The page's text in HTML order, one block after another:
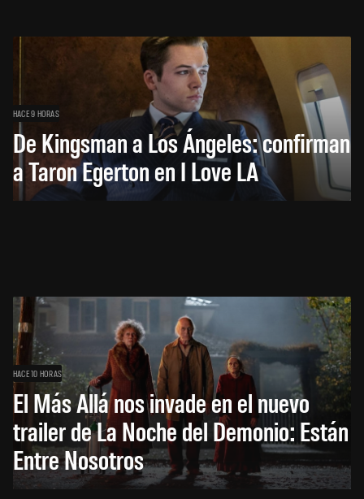
HACE 9 HORAS
De Kingsman a Los Ángeles: confirman
a Taron Egerton en I Love LA
HACE 10 HORAS
El Más Allá nos invade en el nuevo
trailer de La Noche del Demonio: Están
Entre Nosotros